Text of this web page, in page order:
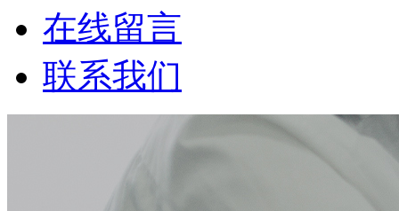
在线留言
联系我们